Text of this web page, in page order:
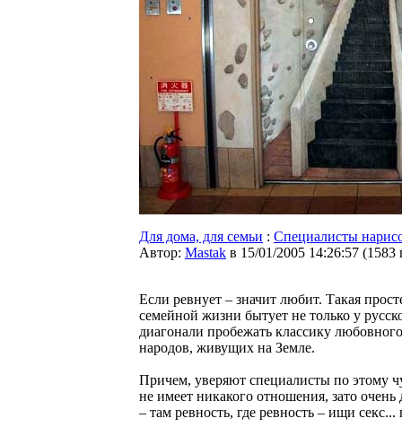
Для дома, для семьи : Специалисты
Автор: Мastak в 15/01/2005 14:26:57 (1583
Если ревнует – значит любит. Такая
семейной жизни бытует не только у
диагонали пробежать классику
народов, живущих на Земле.
Причем, уверяют специалисты по этому
не имеет никакого отношения, зато очень
– там ревность, где ревность – ищи